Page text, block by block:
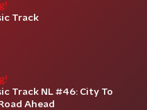
Track
Track NL #46: City To
Ahead